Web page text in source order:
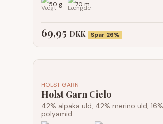
50 g 70 m
69,95 DKK Spar 26%
HOLST GARN
Holst Garn Cielo
42% alpaka uld, 42% merino uld, 16%
polyamid